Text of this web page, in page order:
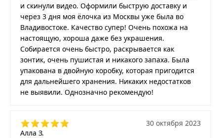
и скинули видео. Оформили быструю доставку и
через 3 дня моя ёлочка из Москвы уже была во
Владивостоке. Качество супер! Очень похожа на
настоящую, хороша даже без украшения.
Собирается очень быстро, раскрывается как
зонтик, очень пушистая и никакого запаха. Была
упакована в двойную коробку, которая пригодится
для дальнейшего хранения. Никаких недостатков
не выявили. Однозначно рекомендую!
Алла З.
30 октября 2023